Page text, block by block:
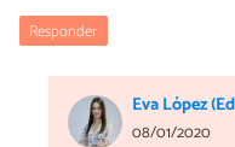
Responder
Eva López
08/01/2020